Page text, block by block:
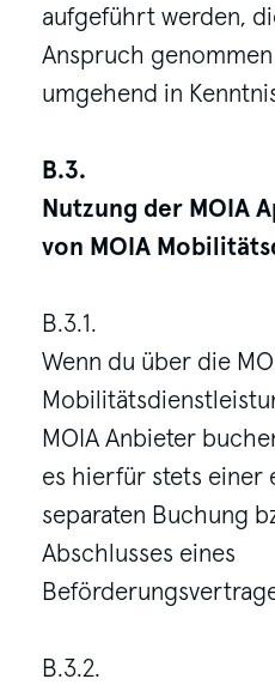
aufgeführt werden,
Anspruch
umgehend in
B.3.
Nutzung der MOIA
von MOIA
B.3.1.
Wenn du über die
MOIA Anbieter
es hierfür stets einer
separaten Buchung
Abschlusses eines
B.3.2.